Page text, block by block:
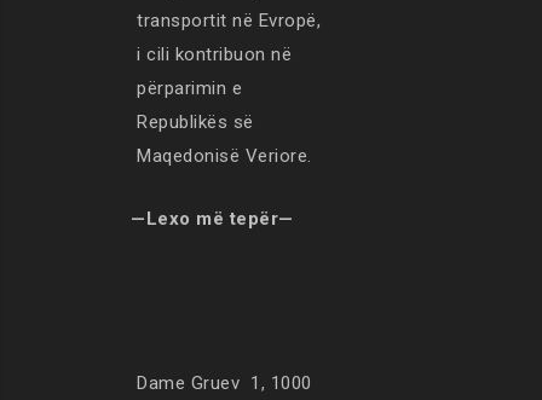
transportit në Evropë,
i cili kontribuon në
përparimin e
Republikës së
Maqedonisë Veriore.
—Lexo më tepër—
Dame Gruev 1, 1000